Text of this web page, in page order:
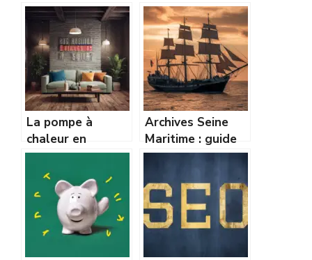
La pompe à
chaleur en
rénovation :
adaptée aux
vieilles maisons ?
Archives Seine
Maritime : guide
complet pour vos
généalogie